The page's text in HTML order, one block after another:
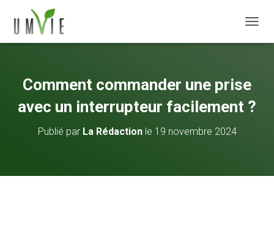
Comment commander une prise
avec un interrupteur facilement ?
Publié par La Rédactionle 19 novembre 2024